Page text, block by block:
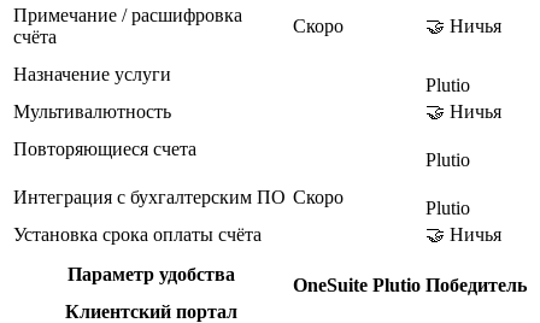
Примечание / расшифровка
счёта
Скоро 🤝 Ничья
Назначение услуги
Plutio
Мультивалютность
🤝 Ничья
Повторяющиеся счета
Plutio
Интеграция с бухгалтерским ПО Скоро
Plutio
Установка срока оплаты счёта
🤝 Ничья
Параметр удобства
OneSuite Plutio Победитель
Клиентский портал